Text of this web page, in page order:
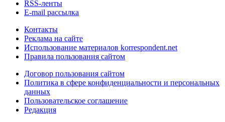
RSS-ленты
E-mail рассылка
Контакты
Реклама на сайте
Использование материалов korrespondent.net
Правила пользования сайтом
Договор пользования сайтом
Политика в сфере конфиденциальности и персональных
данных
Пользовательское соглашение
Редакция